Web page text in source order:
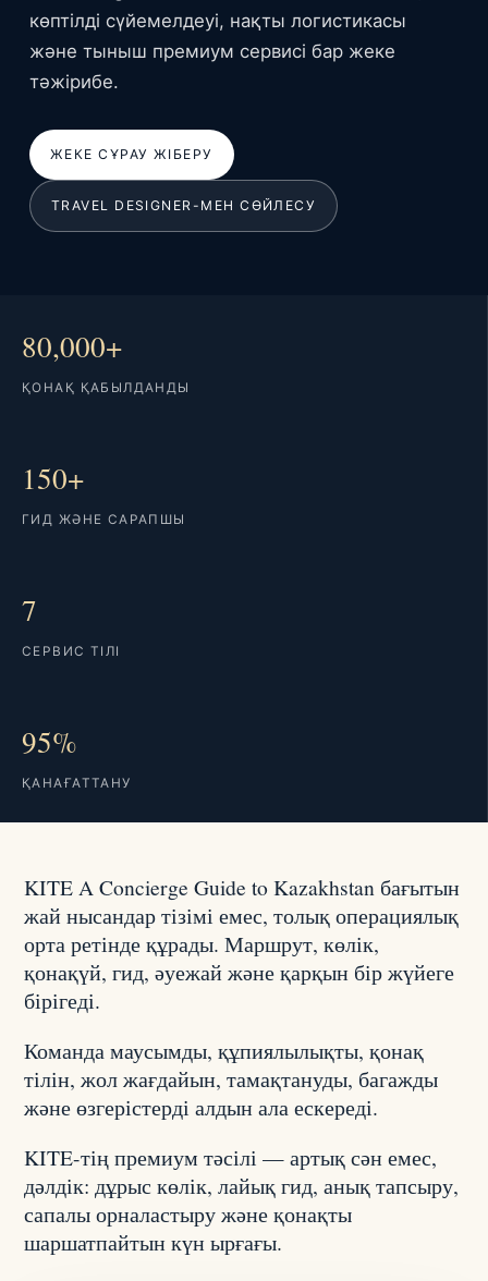
көптілді сүйемелдеуі, нақты логистикасы
және тыныш премиум сервисі бар жеке
тәжірибе.
ЖЕКЕ СҰРАУ ЖІБЕРУ
TRAVEL DESIGNER-МЕН СӨЙЛЕСУ
80,000+
ҚОНАҚ ҚАБЫЛДАНДЫ
150+
ГИД ЖӘНЕ САРАПШЫ
7
СЕРВИС ТІЛІ
95%
ҚАНАҒАТТАНУ
KITE A Concierge Guide to Kazakhstan бағытын
жай нысандар тізімі емес, толық операциялық
орта ретінде құрады. Маршрут, көлік,
қонақүй, гид, әуежай және қарқын бір жүйеге
бірігеді.
Команда маусымды, құпиялылықты, қонақ
тілін, жол жағдайын, тамақтануды, багажды
және өзгерістерді алдын ала ескереді.
KITE-тің премиум тәсілі — артық сән емес,
дәлдік: дұрыс көлік, лайық гид, анық тапсыру,
сапалы орналастыру және қонақты
шаршатпайтын күн ырғағы.